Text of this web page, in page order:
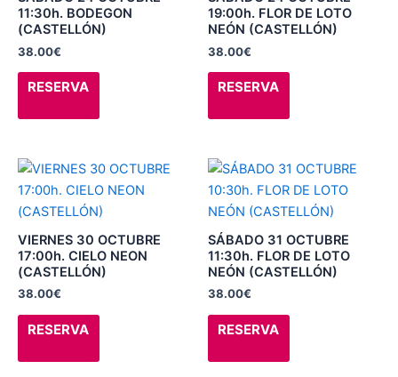
11:30h. BODEGON
(CASTELLÓN)
38.00€
RESERVA
variantes.
Las
se
elegir
de
19:00h. FLOR DE LOTO
NEÓN (CASTELLÓN)
38.00€
RESERVA
variantes.
Las
se
elegir
VIERNES 30 OCTUBRE
17:00h. CIELO NEON
(CASTELLÓN)
38.00€
RESERVA
Este
producto
tiene
múltiples
variantes.
Las
se
elegir
SÁBADO 31 OCTUBRE
11:30h. FLOR DE LOTO
NEÓN (CASTELLÓN)
38.00€
RESERVA
Este
producto
tiene
múltiples
variantes.
Las
se
elegir